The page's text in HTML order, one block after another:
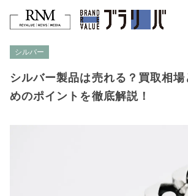
シルバー
シルバー製品は売れる？買取相
めのポイントを徹底解説！